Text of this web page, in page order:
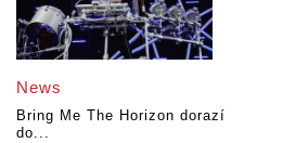
News
Bring Me The Horizon dorazí
do...